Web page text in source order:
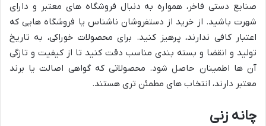
صنایع دستی فاخر، همواره به دنبال فروشگاه های معتبر و دارای
شهرت باشید. از خرید از دستفروشان ناشناس یا فروشگاه هایی که
اعتبار کافی ندارند، پرهیز کنید. برای محصولات خوراکی، به تاریخ
تولید و انقضا و بسته بندی مناسب دقت کنید تا از کیفیت و تازگی
آن ها اطمینان حاصل شود. محصولاتی که گواهی اصالت یا برند
معتبر دارند، انتخاب های مطمئن تری هستند.
چانه زنی